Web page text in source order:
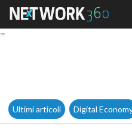
Ultimi articoli Digital